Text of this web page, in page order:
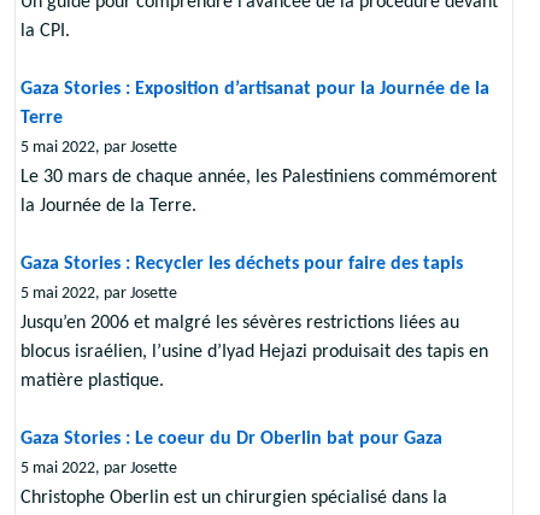
la CPI.
Gaza Stories : Exposition d’artisanat pour la Journée de la
Terre
5 mai 2022, par Josette
Le 30 mars de chaque année, les Palestiniens commémorent
la Journée de la Terre.
Gaza Stories : Recycler les déchets pour faire des tapis
5 mai 2022, par Josette
Jusqu’en 2006 et malgré les sévères restrictions liées au
blocus israélien, l’usine d’Iyad Hejazi produisait des tapis en
matière plastique.
Gaza Stories : Le coeur du Dr Oberlin bat pour Gaza
5 mai 2022, par Josette
Christophe Oberlin est un chirurgien spécialisé dans la